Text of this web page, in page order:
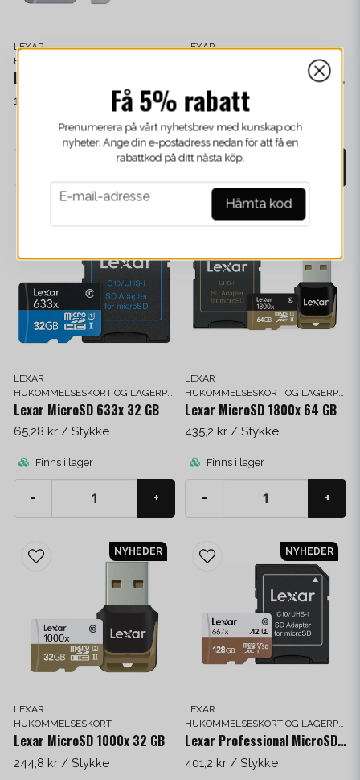
LEXAR
Lexar MicroSD 1066x 128 GB
162,66 kr / Stykke
Finns i lager
+
LEXAR
Lexar Multi-card 25-i-1-kortlæser USB 3.0
119,68 kr / Stykke
Finns i lager
-
LEXAR
Lexar MicroSD 633x 32 GB
65,28 kr / Stykke
Finns i lager
- +
LEXAR
Lexar MicroSD 1800x 64 GB
435,2 kr / Stykke
Finns i lager
- +
NYHEDER
LEXAR
HUKOMMELSESKORT
Lexar MicroSD 1000x 32 GB
244,8 kr / Stykke
NYHEDER
LEXAR
HUKOMMELSESKORT OG LAGERPLADS
Lexar Professional MicroSD 667x 128 GB
401,2 kr / Stykke
NYHEDER
Få 5% rabatt
Prenumerera på vårt nyhetsbrev med kunskap och
nyheter. Ange din e-postadress nedan för att få en
rabattkod på ditt nästa köp.
email
E-mail-adresse Hämta kod